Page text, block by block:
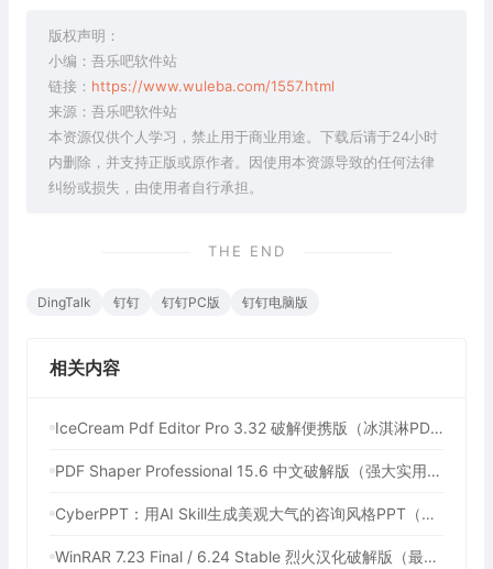
版权声明：
小编：吾乐吧软件站
链接： https://www.wuleba.com/1557.html
来源：吾乐吧软件站
本资源仅供个人学习，禁止用于商业用途。下载后请于24小时
内删除，并支持正版或原作者。因使用本资源导致的任何法律
纠纷或损失，由使用者自行承担。
THE END
DingTalk 钉钉 钉钉PC版 钉钉电脑版
相关内容
IceCream Pdf Editor Pro 3.32 破解便携版（冰淇淋PDF编辑器）
PDF Shaper Professional 15.6 中文破解版（强大实用的全能PDF工具箱）
CyberPPT：用AI Skill生成美观大气的咨询风格PPT（用AI一键生成年终总结PPT）
WinRAR 7.23 Final / 6.24 Stable 烈火汉化破解版（最流行的压缩解压工具）